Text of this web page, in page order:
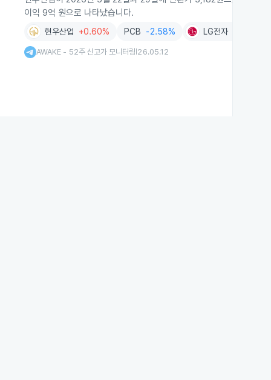
이익 9억 원으로 나타났습니다.
현우산업 +0.60% PCB -2.58% LG전자
AWAKE - 52주 신고가 모니터링 26.05.12